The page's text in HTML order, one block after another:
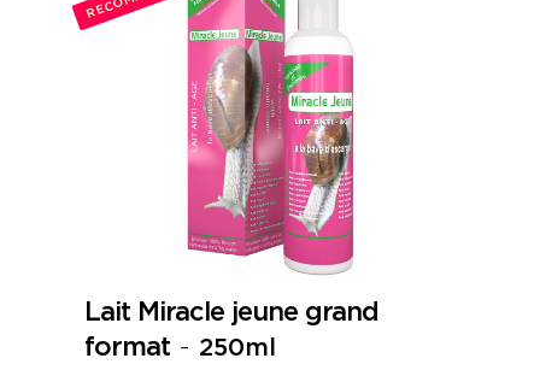
Lait Miracle jeune grand
format- 250ml